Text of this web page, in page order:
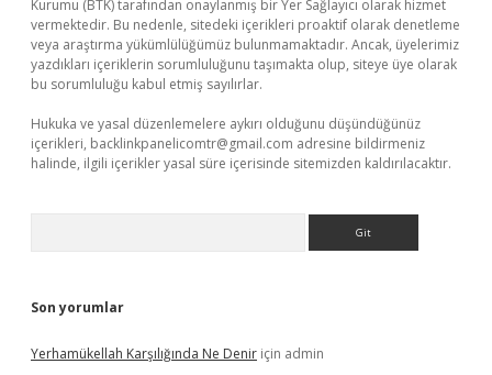
Kurumu (BTK) tarafından onaylanmış bir Yer Sağlayıcı olarak hizmet
vermektedir. Bu nedenle, sitedeki içerikleri proaktif olarak denetleme
veya araştırma yükümlülüğümüz bulunmamaktadır. Ancak, üyelerimiz
yazdıkları içeriklerin sorumluluğunu taşımakta olup, siteye üye olarak
bu sorumluluğu kabul etmiş sayılırlar.
Hukuka ve yasal düzenlemelere aykırı olduğunu düşündüğünüz
içerikleri, backlinkpanelicomtr@gmail.com adresine bildirmeniz
halinde, ilgili içerikler yasal süre içerisinde sitemizden kaldırılacaktır.
Son yorumlar
Yerhamükellah Karşılığında Ne Denir için admin